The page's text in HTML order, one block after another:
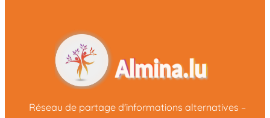
Réseau de partage d'informations alternatives –